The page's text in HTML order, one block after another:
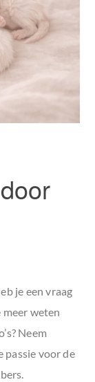
je een vraag
weten
Neem
passie voor de